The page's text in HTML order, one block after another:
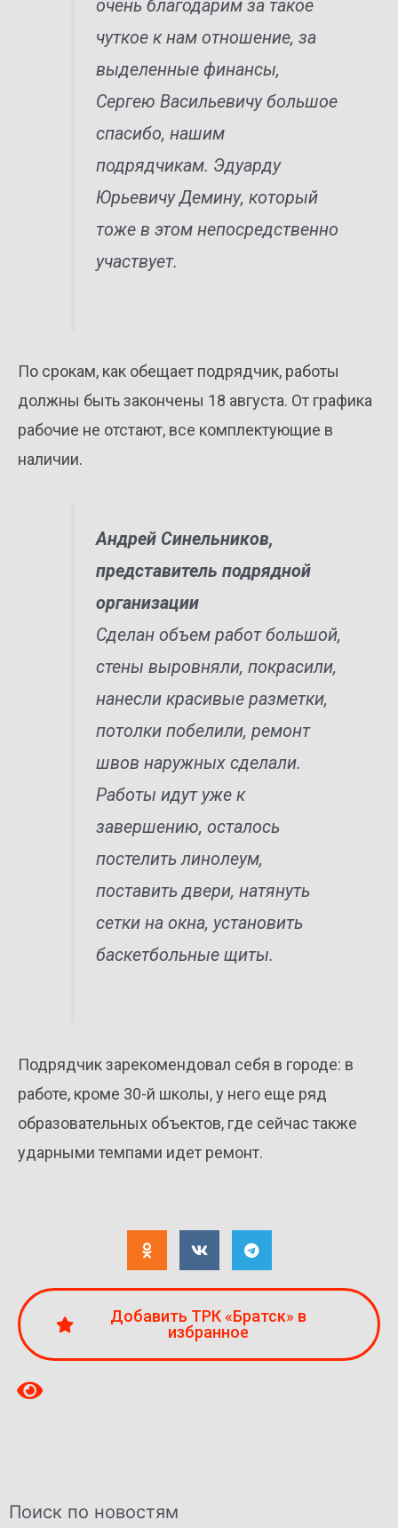
очень благодарим за такое
чуткое к нам отношение, за
выделенные финансы,
Сергею Васильевичу большое
спасибо, нашим
подрядчикам. Эдуарду
Юрьевичу Демину, который
тоже в этом непосредственно
участвует.
По срокам, как обещает подрядчик, работы
должны быть закончены 18 августа. От графика
рабочие не отстают, все комплектующие в
наличии.
Андрей Синельников,
представитель подрядной
организации
Сделан объем работ большой,
стены выровняли, покрасили,
нанесли красивые разметки,
потолки побелили, ремонт
швов наружных сделали.
Работы идут уже к
завершению, осталось
постелить линолеум,
поставить двери, натянуть
сетки на окна, установить
баскетбольные щиты.
Подрядчик зарекомендовал себя в городе: в
работе, кроме 30-й школы, у него еще ряд
образовательных объектов, где сейчас также
ударными темпами идет ремонт.
Добавить ТРК «Братск» в
избранное
Поиск по новостям